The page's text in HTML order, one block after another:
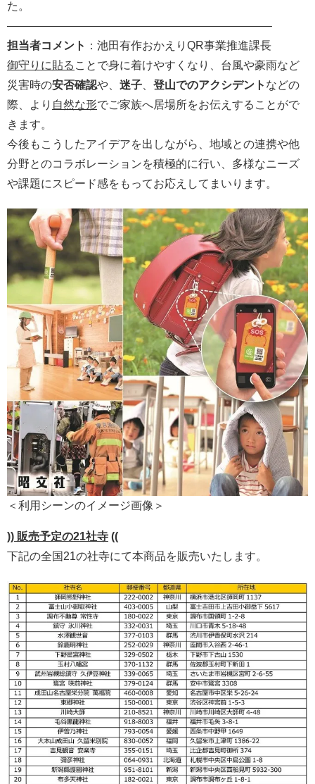
た。
———————————————————————–
担当者コメント ：池田有作おかえりQR事業推進課長
御守りに貼る ことで身に着けやすくなり、台風や豪雨など
災害時の安否確認や、 迷子 登山でのアクシデント などの
際、より 自然な形でご家族へ居場所をお伝えすることがで
きます。
今後もこうしたアイデアを出しながら、地域との連携や他
分野とのコラボレーションを積極的に行い、多様なニーズ
や課題にスピード感をもってお応えしてまいります。
＜利用シーンのイメージ画像＞
)) 販売予定の21社寺 ((
下記の全国21の社寺にて本商品を販売いたします。